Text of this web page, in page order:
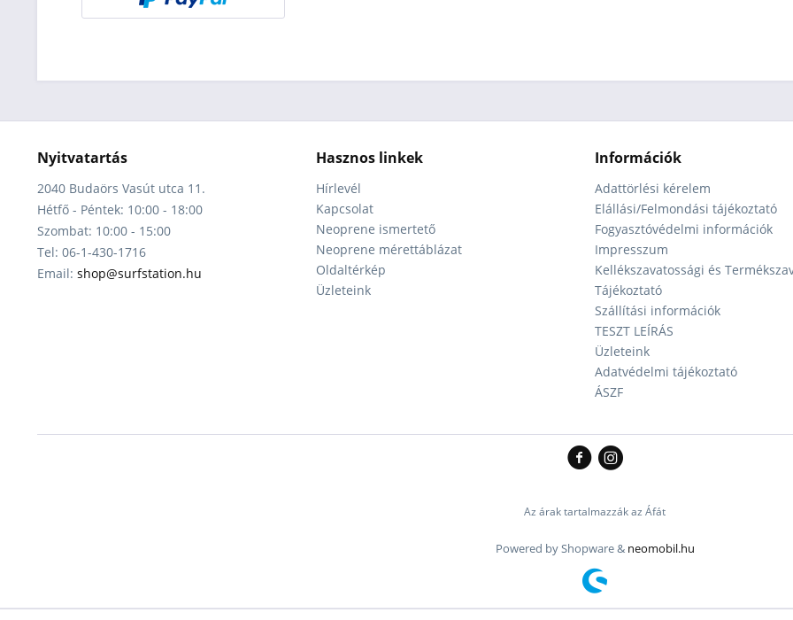
Nyitvatartás
2040 Budaörs Vasút utca 11.
Hétfő - Péntek: 10:00 - 18:00
Szombat: 10:00 - 15:00
Tel: 06-1-430-1716
Email: shop@surfstation.hu
Hasznos linkek
Hírlevél
Kapcsolat
Neoprene ismertető
Neoprene mérettáblázat
Oldaltérkép
Üzleteink
Információk
Adattörlési kérelem
Elállási/Felmondási tájékoztató
Fogyasztóvédelmi információk
Impresszum
Kellékszavatossági és
Tájékoztató
Szállítási információk
TESZT LEÍRÁS
Üzleteink
Adatvédelmi tájékoztató
ÁSZF
Az árak tartalmazzák az Áfát
Powered by Shopware & neomobil.hu